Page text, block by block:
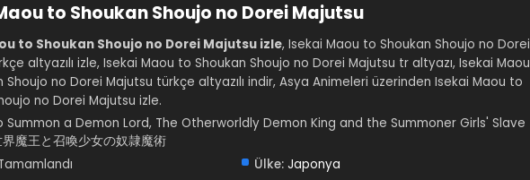
to Shoukan Shoujo no Dorei Majutsu
to Shoukan Shoujo no Dorei Majutsu izle, Isekai Maou to Shoukan Shoujo no Dorei
altyazılı izle, Isekai Maou to Shoukan Shoujo no Dorei Majutsu tr altyazı, Isekai Maou
Shoujo no Dorei Majutsu türkçe altyazılı indir, Asya Animeleri üzerinden Isekai Maou to
no Dorei Majutsu izle.
Summon a Demon Lord, The Otherworldly Demon King and the Summoner Girls' Slave
魔王と召喚少女の奴隷魔術
Ülke: Japonya